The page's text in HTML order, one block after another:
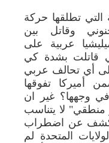
التي تطلقها حركة
وقاتل بين
عربية على
قاتلت بشدة كي
أي تحالف عربي
أميركا تفوقها
وجهها؟ غير ان
لا يتناسب
تكشف عن اضطراب
المتحدة لم